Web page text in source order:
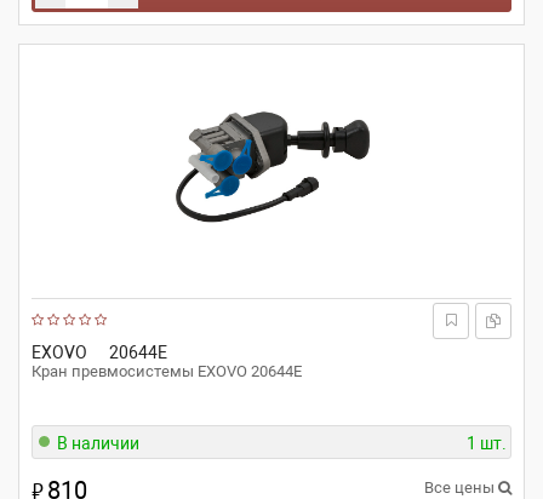
EXOVO 20644E
Кран превмосистемы EXOVO 20644E
В наличии 1 шт.
₽810 Все цены